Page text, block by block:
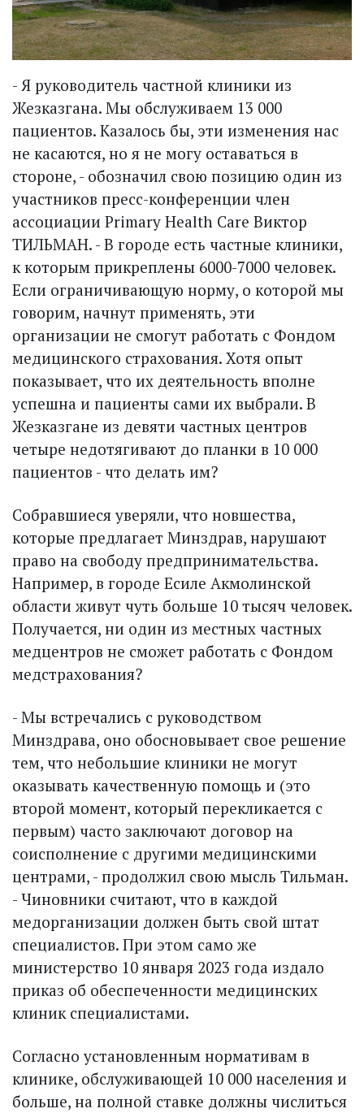
- Я руководитель частной клиники из
Жезказгана. Мы обслуживаем 13 000
пациентов. Казалось бы, эти изменения нас
не касаются, но я не могу оставаться в
стороне, - обозначил свою позицию один из
участников пресс-конференции член
ассоциации Primary Health Care Виктор
ТИЛЬМАН. - В городе есть частные клиники,
к которым прикреплены 6000-7000 человек.
Если ограничивающую норму, о которой мы
говорим, начнут применять, эти
организации не смогут работать с Фондом
медицинского страхования. Хотя опыт
показывает, что их деятельность вполне
успешна и пациенты сами их выбрали. В
Жезказгане из девяти частных центров
четыре недотягивают до планки в 10 000
пациентов - что делать им?
Собравшиеся уверяли, что новшества,
которые предлагает Минздрав, нарушают
право на свободу предпринимательства.
Например, в городе Есиле Акмолинской
области живут чуть больше 10 тысяч человек.
Получается, ни один из местных частных
медцентров не сможет работать с Фондом
медстрахования?
- Мы встречались с руководством
Минздрава, оно обосновывает свое решение
тем, что небольшие клиники не могут
оказывать качественную помощь и (это
второй момент, который перекликается с
первым) часто заключают договор на
соисполнение с другими медицинскими
центрами, - продолжил свою мысль Тильман.
- Чиновники считают, что в каждой
медорганизации должен быть свой штат
специалистов. При этом само же
министерство 10 января 2023 года издало
приказ об обеспеченности медицинских
клиник специалистами.
Согласно установленным нормативам в
клинике, обслуживающей 10 000 населения и
больше, на полной ставке должны числиться